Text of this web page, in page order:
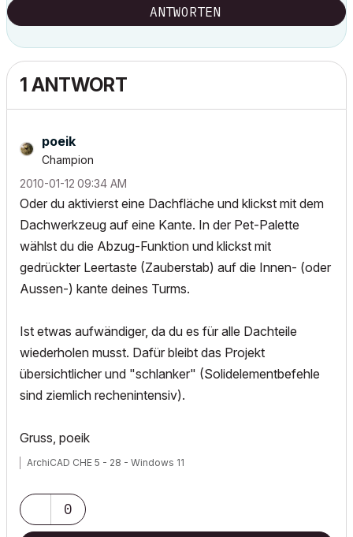
ANTWORTEN
1 ANTWORT
poeik
Champion
‎2010-01-12 09:34 AM
Oder du aktivierst eine Dachfläche und klickst mit dem
Dachwerkzeug auf eine Kante. In der Pet-Palette
wählst du die Abzug-Funktion und klickst mit
gedrückter Leertaste (Zauberstab) auf die Innen- (oder
Aussen-) kante deines Turms.
Ist etwas aufwändiger, da du es für alle Dachteile
wiederholen musst. Dafür bleibt das Projekt
übersichtlicher und "schlanker" (Solidelementbefehle
sind ziemlich rechenintensiv).
Gruss, poeik
ArchiCAD CHE 5 - 28 - Windows 11
0